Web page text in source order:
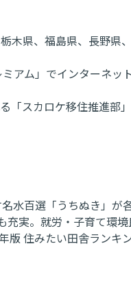
県、福島県、長野
ム」でインターネ
スカロケ移住推進部
水百選「うちぬき」
実。就労・子育て環
住みたい田舎ラン